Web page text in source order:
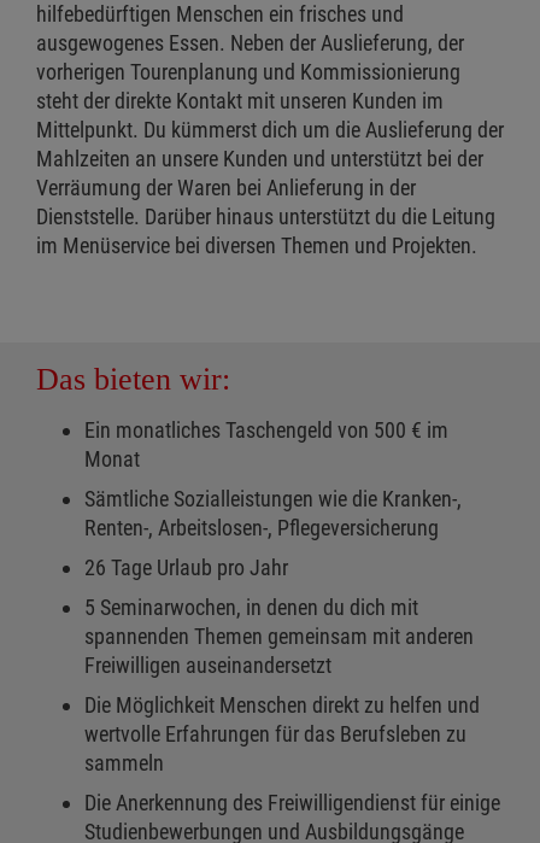
hilfebedürftigen Menschen ein frisches und
ausgewogenes Essen. Neben der Auslieferung, der
vorherigen Tourenplanung und Kommissionierung
steht der direkte Kontakt mit unseren Kunden im
Mittelpunkt. Du kümmerst dich um die Auslieferung der
Mahlzeiten an unsere Kunden und unterstützt bei der
Verräumung der Waren bei Anlieferung in der
Dienststelle. Darüber hinaus unterstützt du die Leitung
im Menüservice bei diversen Themen und Projekten.
Das bieten wir:
Ein monatliches Taschengeld von 500 € im
Monat
Sämtliche Sozialleistungen wie die Kranken-,
Renten-, Arbeitslosen-, Pflegeversicherung
26 Tage Urlaub pro Jahr
5 Seminarwochen, in denen du dich mit
spannenden Themen gemeinsam mit anderen
Freiwilligen auseinandersetzt
Die Möglichkeit Menschen direkt zu helfen und
wertvolle Erfahrungen für das Berufsleben zu
sammeln
Die Anerkennung des Freiwilligendienst für einige
Studienbewerbungen und Ausbildungsgänge